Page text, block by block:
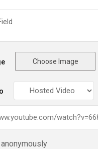
Choose Image